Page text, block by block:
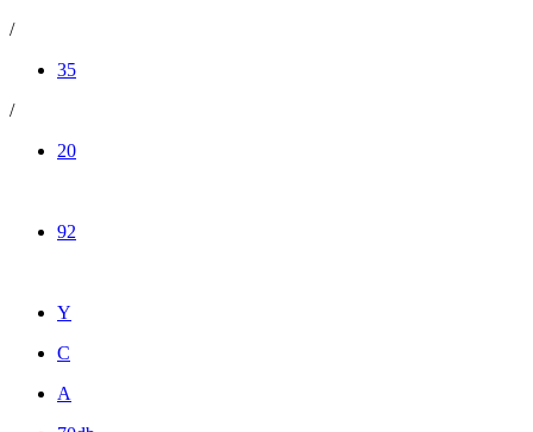
/
35
/
20
92
Y
C
A